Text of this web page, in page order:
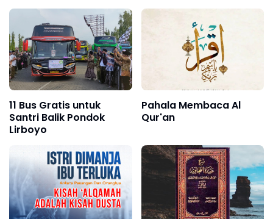
11 Bus Gratis untuk
Santri Balik Pondok
Lirboyo
Pahala Membaca Al
Qur'an